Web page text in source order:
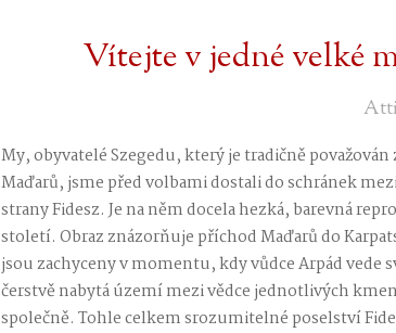
Vítejte v jedné velké
My, obyvatelé Szegedu, který je tradičně
Maďarů, jsme před volbami dostali do schránek
strany Fidesz. Je na něm docela hezká, barevná
století. Obraz znázorňuje příchod Maďarů do
jsou zachyceny v momentu, kdy vůdce Arpád
čerstvě nabytá území mezi vědce jednotlivých
společně. Tohle celkem srozumitelné poselství